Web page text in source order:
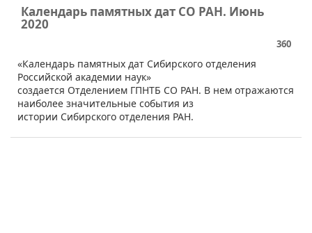
Календарь памятных дат СО РАН. Июнь
2020
360
​​​«Календарь памятных дат Сибирского отделения
Российской академии наук»
создается Отделением ГПНТБ СО РАН. В нем отражаются
наиболее значительные события из
истории Сибирского отделения РАН.